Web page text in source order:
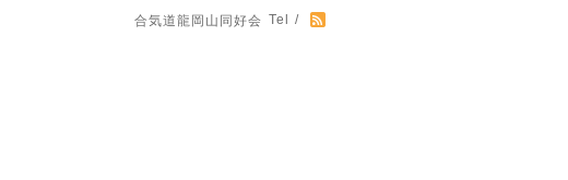
合気道龍岡山同好会 Tel /